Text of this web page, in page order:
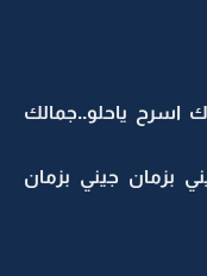
اسرح ياحلو..جمالك
بزمان جيني بزمان